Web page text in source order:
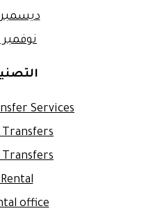
ديسمبر
نوفمبر 2021
Services
office